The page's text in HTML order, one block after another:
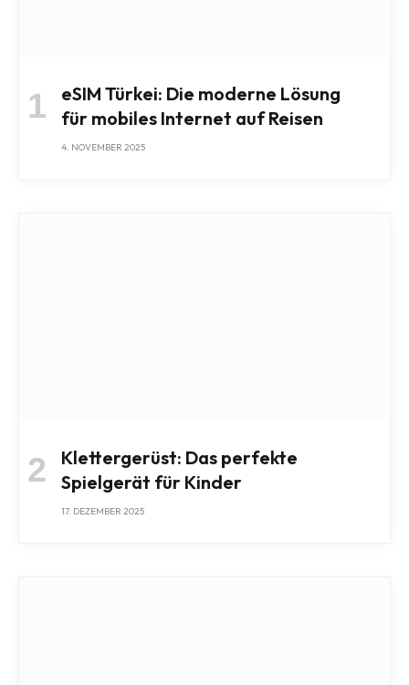
eSIM Türkei: Die moderne Lösung
für mobiles Internet auf Reisen
4. NOVEMBER 2025
Klettergerüst: Das perfekte
Spielgerät für Kinder
17. DEZEMBER 2025